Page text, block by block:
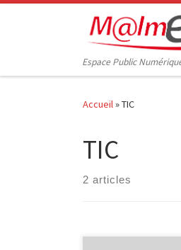
Passer au contenu
Espace Public
Accueil»TIC
TIC
2 articles